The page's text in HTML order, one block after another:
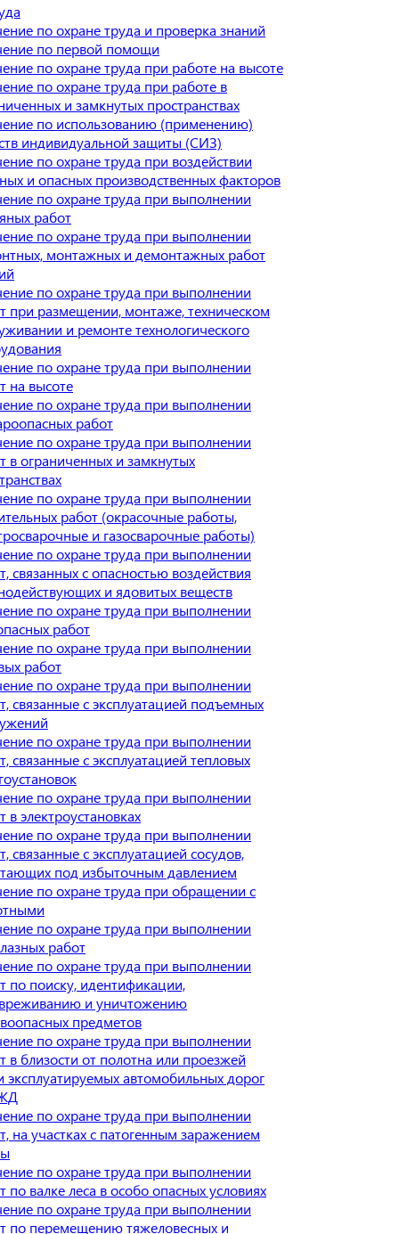
по охране труда и проверка знаний
по первой помощи
по охране труда при работе на высоте
по охране труда при работе в
и замкнутых пространствах
по использованию (применению)
индивидуальной защиты (СИЗ)
по охране труда при воздействии
и опасных производственных факторов
по охране труда при выполнении
работ
по охране труда при выполнении
монтажных и демонтажных работ
по охране труда при выполнении
при размещении, монтаже, техническом
и ремонте технологического
по охране труда при выполнении
на высоте
по охране труда при выполнении
работ
по охране труда при выполнении
в ограниченных и замкнутых
по охране труда при выполнении
работ (окрасочные работы,
и газосварочные работы)
по охране труда при выполнении
связанных с опасностью воздействия
и ядовитых веществ
по охране труда при выполнении
работ
по охране труда при выполнении
работ
по охране труда при выполнении
связанные с эксплуатацией подъемных
по охране труда при выполнении
связанные с эксплуатацией тепловых
по охране труда при выполнении
в электроустановках
по охране труда при выполнении
связанные с эксплуатацией сосудов,
под избыточным давлением
по охране труда при обращении с
по охране труда при выполнении
работ
по охране труда при выполнении
по поиску, идентификации,
и уничтожению
предметов
по охране труда при выполнении
в близости от полотна или проезжей
эксплуатируемых автомобильных дорог
по охране труда при выполнении
на участках с патогенным заражением
по охране труда при выполнении
по валке леса в особо опасных условиях
по охране труда при выполнении
по перемещению тяжеловесных и